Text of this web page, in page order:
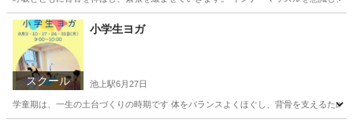
東京 大田区 池上駅 ヨガ
スクール
小学生ヨガ
池上駅6月27日
学童期は、一生の土台づくりの時期です 体をバランスよくほぐし、背骨を支えるた